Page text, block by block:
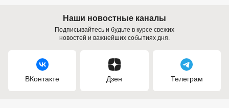
Наши новостные каналы
Подписывайтесь и будьте в курсе свежих
новостей и важнейших событиях дня.
ВКонтакте Дзен Телеграм